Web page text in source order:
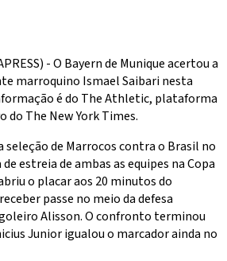
- O Bayern de Munique acertou a
marroquino Ismael Saibari nesta
é do The Athletic, plataforma
The New York Times.
seleção de Marrocos contra o Brasil no
estreia de ambas as equipes na Copa
o placar aos 20 minutos do
passe no meio da defesa
Alisson. O confronto terminou
Junior igualou o marcador ainda no